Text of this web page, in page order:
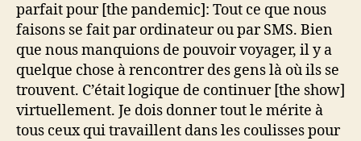
parfait pour [the pandemic]: Tout ce que nous
faisons se fait par ordinateur ou par SMS. Bien
que nous manquions de pouvoir voyager, il y a
quelque chose à rencontrer des gens là où ils se
trouvent. C’était logique de continuer [the show]
virtuellement. Je dois donner tout le mérite à
tous ceux qui travaillent dans les coulisses pour